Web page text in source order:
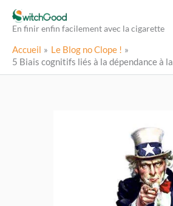
Aller
En finir enfin facilement avec la cigarette
Accueil
Le Blog no Clope !
5 Biais cognitifs liés à la dépendance à